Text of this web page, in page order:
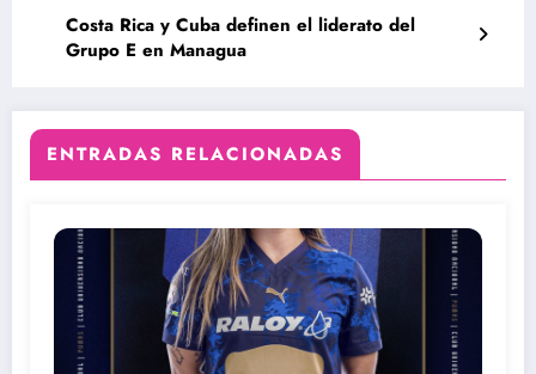
Costa Rica y Cuba definen el liderato del
Grupo E en Managua
ENTRADAS RELACIONADAS